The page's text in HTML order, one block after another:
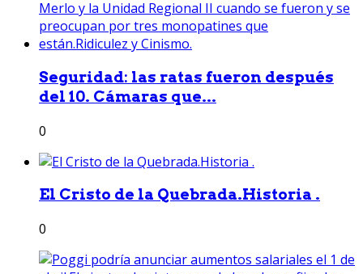
Seguridad: las ratas fueron después
del 10. Cámaras que...
0
El Cristo de la Quebrada.Historia .
0